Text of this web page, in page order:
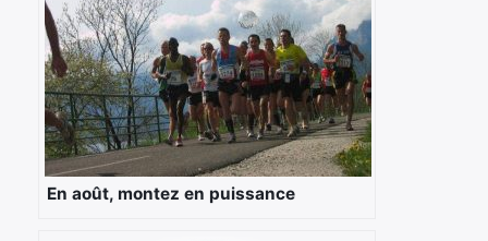
En août, montez en puissance